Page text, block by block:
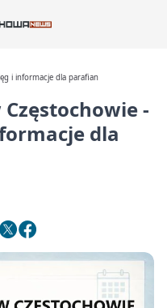
i informacje dla parafian
Częstochowie -
dla